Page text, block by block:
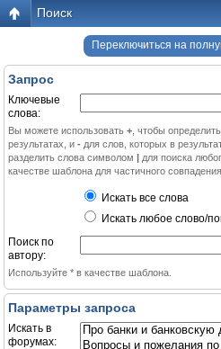
Поиск
Переключиться на
Запрос
Ключевые
слова:
Вы можете использовать + , чтобы
результатах, и - для слов, которых в
разделить слова символом | для поиска
качестве шаблона для частичного совпадения.
Искать все слова
Искать любое слово/
Поиск по
автору:
Используйте * в качестве шаблона.
Параметры запроса
Искать в
форумах: